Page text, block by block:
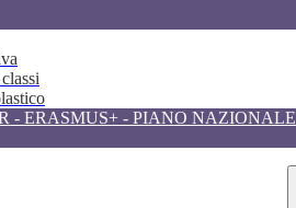
- ERASMUS+ - PIANO NAZIONALE